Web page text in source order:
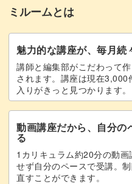
キルティングの立体感を引
キルトがその先も続いてい
きっちりと仕上げていきま
いろんな光り方をするキル
グネットジェルのデザイン
ミルームとは
魅力的な講座が、毎月続
講師と編集部がこだわって
されます。講座は現在3,000
入りがきっと見つかります。
動画講座だから、自分の
る
1カリキュラム約20分の動画
せず自分のペースで受講。
直すことができます。